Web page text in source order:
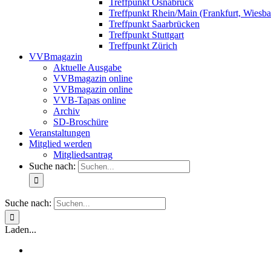
Treffpunkt Osnabrück
Treffpunkt Rhein/Main (Frankfurt,
Treffpunkt Saarbrücken
Treffpunkt Stuttgart
Treffpunkt Zürich
VVBmagazin
Aktuelle Ausgabe
VVBmagazin online
VVBmagazin online
VVB-Tapas online
Archiv
SD-Broschüre
Veranstaltungen
Mitglied werden
Mitgliedsantrag
Suche nach:
Suche nach:
Laden...